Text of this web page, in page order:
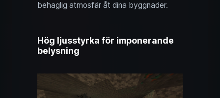
behaglig atmosfär åt dina byggnader.
Hög ljusstyrka för imponerande
belysning